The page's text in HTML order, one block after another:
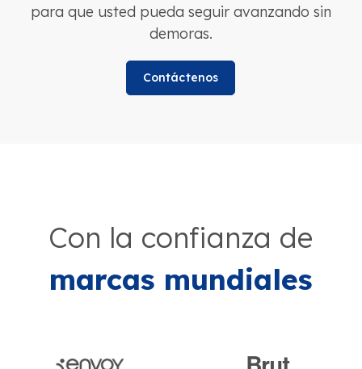
para que usted pueda seguir avanzando sin
demoras.
Contáctenos
Con la confianza de
marcas mundiales